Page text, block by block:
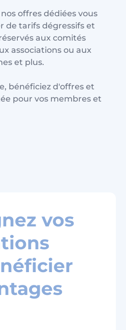
offres dédiées vous
tarifs dégressifs et
aux comités
associations ou aux
et plus.
bénéficiez d'offres et
pour vos membres et
vos